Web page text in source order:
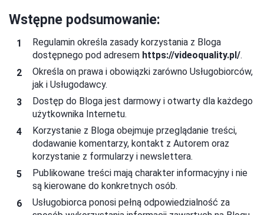
Wstępne podsumowanie:
Regulamin określa zasady korzystania z Bloga
dostępnego pod adresem https://videoquality.pl/.
Określa on prawa i obowiązki zarówno Usługobiorców,
jak i Usługodawcy.
Dostęp do Bloga jest darmowy i otwarty dla każdego
użytkownika Internetu.
Korzystanie z Bloga obejmuje przeglądanie treści,
dodawanie komentarzy, kontakt z Autorem oraz
korzystanie z formularzy i newslettera.
Publikowane treści mają charakter informacyjny i nie
są kierowane do konkretnych osób.
Usługobiorca ponosi pełną odpowiedzialność za